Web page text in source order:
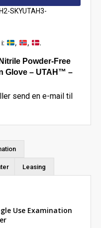
SKYUTAH3-
, , .
Powder-Free
Glove – UTAH™ –
send en e-mail til
Leasing
Use Examination